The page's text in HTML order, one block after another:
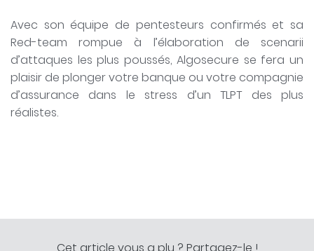
Avec son équipe de pentesteurs confirmés et sa
Red-team rompue à l’élaboration de scenarii
d’attaques les plus poussés, Algosecure se fera un
plaisir de plonger votre banque ou votre compagnie
d’assurance dans le stress d’un TLPT des plus
réalistes.